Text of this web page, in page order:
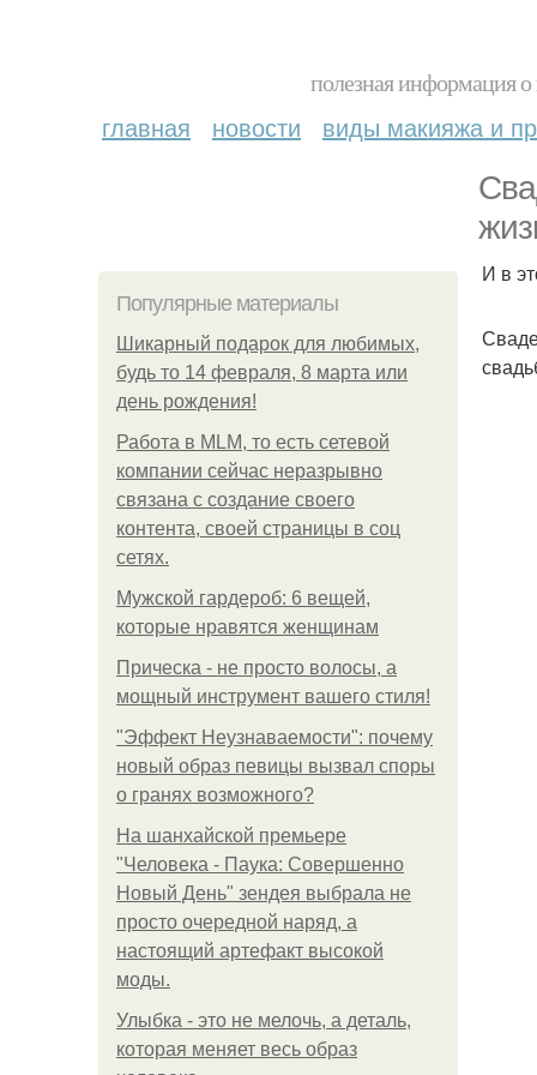
полезная информация
главная новости виды макияжа и
Популярные материалы
Шикарный подарок для любимых,
будь то 14 февраля, 8 марта или
день рождения!
Работа в MLM, то есть сетевой
компании сейчас неразрывно
связана с создание своего
контента, своей страницы в соц
сетях.
Мужской гардероб: 6 вещей,
которые нравятся женщинам
Прическа - не просто волосы, а
мощный инструмент вашего стиля!
"Эффект Неузнаваемости": почему
новый образ певицы вызвал споры
о гранях возможного?
На шанхайской премьере
"Человека - Паука: Совершенно
Новый День" зендея выбрала не
просто очередной наряд, а
настоящий артефакт высокой
моды.
Улыбка - это не мелочь, а деталь,
которая меняет весь образ
И в